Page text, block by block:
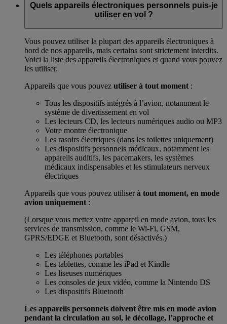
Quels appareils électroniques personnels puis-je
utiliser en vol ?
Vous pouvez utiliser la plupart des appareils électroniques à
bord de nos appareils, mais certains sont strictement interdits.
Voici la liste des appareils électroniques et quand vous pouvez
les utiliser.
Appareils que vous pouvez utiliser à tout moment :
Tous les dispositifs intégrés à l’avion, notamment le
système de divertissement en vol
Les lecteurs CD, les lecteurs numériques audio ou MP3
Votre montre électronique
Les rasoirs électriques (dans les toilettes uniquement)
Les dispositifs personnels médicaux, notamment les
appareils auditifs, les pacemakers, les systèmes
médicaux indispensables et les stimulateurs nerveux
électriques
Appareils que vous pouvez utiliserà tout moment, en mode
avion uniquement :
(Lorsque vous mettez votre appareil en mode avion, tous les
services de transmission, comme le Wi-Fi, GSM,
GPRS/EDGE et Bluetooth, sont désactivés.)
Les téléphones portables
Les tablettes, comme les iPad et Kindle
Les liseuses numériques
Les consoles de jeux vidéo, comme la Nintendo DS
Les dispositifs Bluetooth
Les appareils personnels doivent être mis en mode avion
pendant la circulation au sol, le décollage, l’approche et